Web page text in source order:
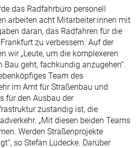
das Radfahrbüro personell
arbeiten acht Mitarbeiter:innen mit
daran, das Radfahren für die
zu verbessern. Auf der
wir „Leute, um die komplexeren
Bau geht, fachkundig anzugehen“.
Team des
im Amt für Straßenbau und
für den Ausbau der
zuständig ist, die
„Mit diesen beiden Teams
Werden Straßenprojekte
so Stefan Lüdecke. Darüber